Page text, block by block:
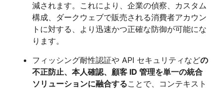
減されます。これにより、企業の偵察、カスタム
構成、ダークウェブで販売される消費者アカウン
トに対する、より迅速かつ正確な防御が可能にな
ります。
フィッシング耐性認証や API セキュリティなどの
不正防止、本人確認、顧客 ID 管理を単一の統合
ソリューションに融合することで、コンテキスト